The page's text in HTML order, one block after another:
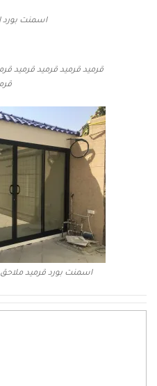
اسمنت بورد
قرميد قرميد قرميد قرميد
اسمنت بورد قرميد